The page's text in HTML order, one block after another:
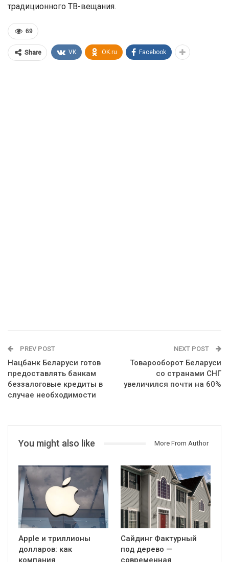
традиционного ТВ-вещания.
69
Share VK OK.ru Facebook
PREV POST
Нацбанк Беларуси готов
предоставлять банкам
беззалоговые кредиты в
случае необходимости
NEXT POST
Товарооборот Беларуси
со странами СНГ
увеличился почти на 60%
You might also like More From Author
Apple и триллионы
долларов: как
Сайдинг Фактурный
под дерево —